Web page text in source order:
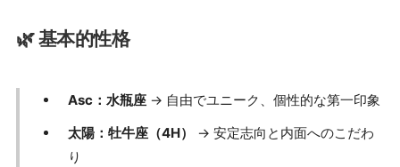
🌿 基本的性格
Asc：水瓶座→ 自由でユニーク、個性的な第一印象
太陽：牡牛座（4H）
→ 安定志向と内面へのこだわ
り